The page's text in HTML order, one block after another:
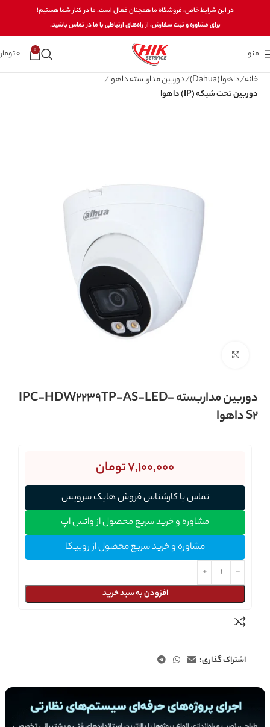
در این شرایط خاص، فروشگاه ما همچنان فعال است. ما در کنار شما هستیم!
برای مشاوره و ثبت سفارش، از راه‌های ارتباطی با ما در تماس باشید.
منو 0
0
خانه داهوا (Dahua)
دوربین مداربسته داهوا
دوربین تحت شبکه (IP) داهوا
دوربین مداربسته IPC-HDW2239TP-AS-LED-
S2 داهوا
7,100,000تومان
تماس با کارشناس فروش هایک سرویس
مشاوره و خرید سریع محصول از واتس اپ
مشاوره و خرید سریع محصول از روبیکا
افزودن به سبد خرید
اشتراک گذاری: